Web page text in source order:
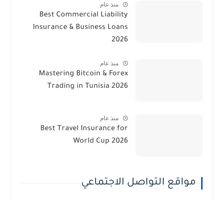
منذ عام
Best Commercial Liability
Insurance & Business Loans
2026
منذ عام
Mastering Bitcoin & Forex
Trading in Tunisia 2026
منذ عام
Best Travel Insurance for
World Cup 2026
مواقع التواصل الاجتماعي